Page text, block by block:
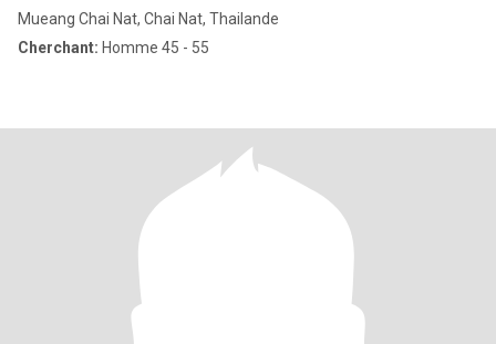
Mueang Chai Nat, Chai Nat, Thailande
Cherchant: Homme 45 - 55